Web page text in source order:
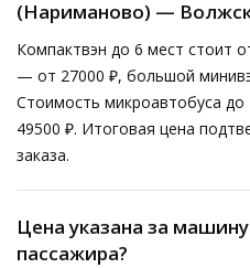
(Нариманово) —
Компактвэн до 6 мест стоит
— от 27000 ₽, большой
Стоимость микроавтобуса до
49500 ₽. Итоговая цена
заказа.
Цена указана за
пассажира?